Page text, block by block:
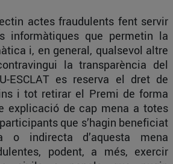
actes fraudulents fent servir
informàtiques que permetin la
i, en general, qualsevol altre
la transparència del
ESCLAT es reserva el dret de
i tot retirar el Premi de forma
explicació de cap mena a totes
que s’hagin beneficiat
o indirecta d’aquesta mena
podent, a més, exercir